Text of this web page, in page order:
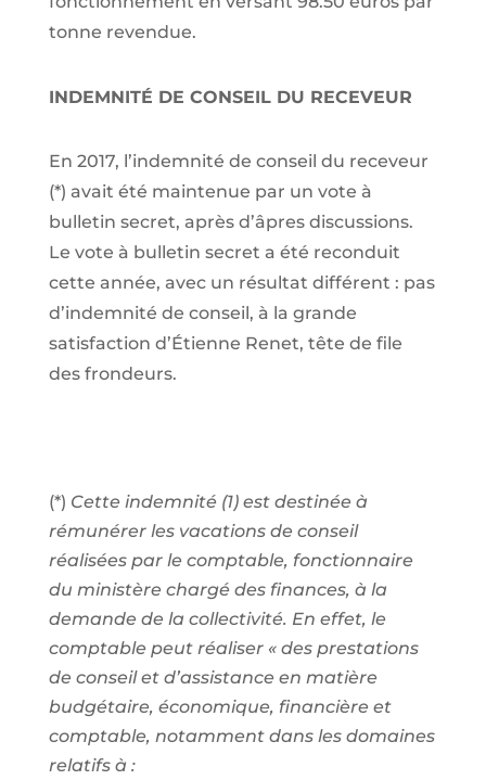
tonne revendue.
INDEMNITÉ DE CONSEIL DU RECEVEUR
En 2017, l’indemnité de conseil du receveur
(*) avait été maintenue par un vote à
bulletin secret, après d’âpres discussions.
Le vote à bulletin secret a été reconduit
cette année, avec un résultat différent : pas
d’indemnité de conseil, à la grande
satisfaction d’Étienne Renet, tête de file
des frondeurs.
(*) Cette indemnité (1) est destinée à
rémunérer les vacations de conseil
réalisées par le comptable, fonctionnaire
du ministère chargé des finances, à la
demande de la collectivité. En effet, le
comptable peut réaliser « des prestations
de conseil et d’assistance en matière
budgétaire, économique, financière et
comptable, notamment dans les domaines
relatifs à :